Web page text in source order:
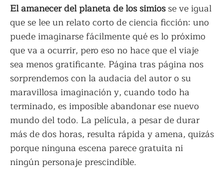
El amanecer del planeta de los simiosse ve igual
que se lee un relato corto de ciencia ficción: uno
puede imaginarse fácilmente qué es lo próximo
que va a ocurrir, pero eso no hace que el viaje
sea menos gratificante. Página tras página nos
sorprendemos con la audacia del autor o su
maravillosa imaginación y, cuando todo ha
terminado, es imposible abandonar ese nuevo
mundo del todo. La película, a pesar de durar
más de dos horas, resulta rápida y amena, quizás
porque ninguna escena parece gratuita ni
ningún personaje prescindible.